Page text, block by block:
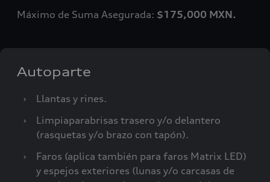
Máximo de Suma Asegurada: $175,000 MXN.
Autoparte
›
Llantas y rines.
›
Limpiaparabrisas trasero y/o delantero
(rasquetas y/o brazo con tapón).
›
Faros (aplica también para faros Matrix LED)
y espejos exteriores (lunas y/o carcasas de